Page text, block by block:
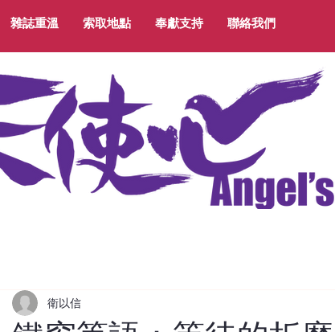
雜誌重溫 索取地點 奉獻支持 聯絡我們
衛以信